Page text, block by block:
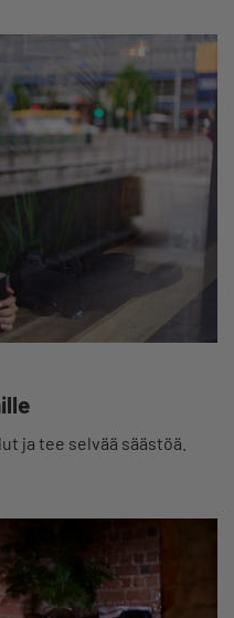
ja tee selvää säästöä.